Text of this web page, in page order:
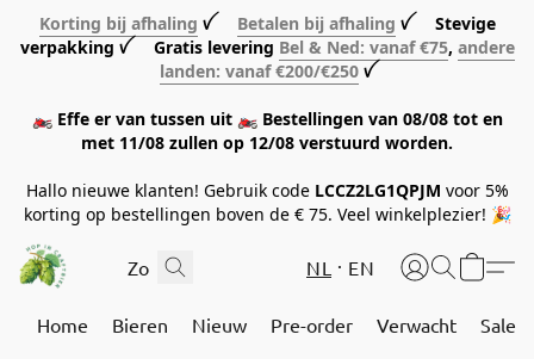
Korting bij afhaling ꪜ Betalen bij afhaling ꪜ Stevige
verpakking ꪜ Gratis levering Bel & Ned: vanaf €75, andere
landen: vanaf €200/€250 ꪜ
🏍️ Effe er van tussen uit 🏍️ Bestellingen van 08/08 tot en
met 11/08 zullen op 12/08 verstuurd worden.
Hallo nieuwe klanten! Gebruik code LCCZ2LG1QPJM voor 5%
korting op bestellingen boven de € 75. Veel winkelplezier! 🎉
NL EN
Home Bieren Nieuw Pre-order Verwacht Sale